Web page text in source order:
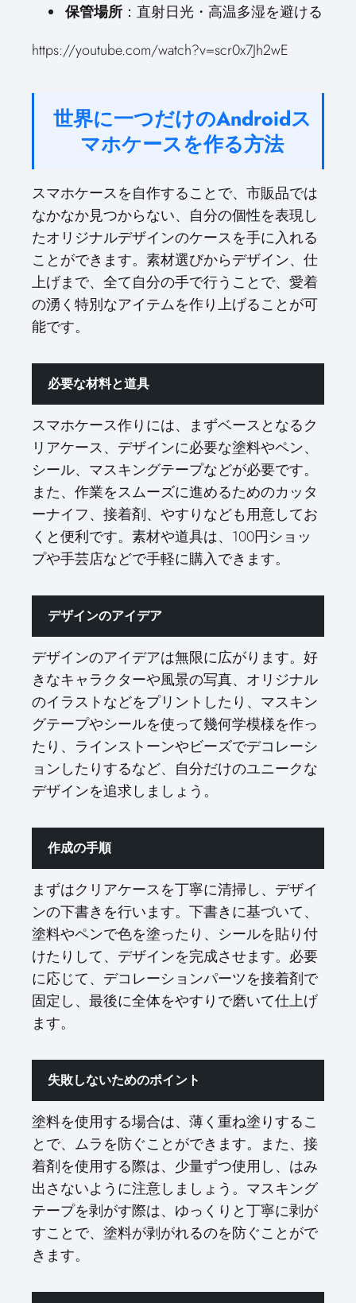
保管場所 ：直射日光・高温多湿を避ける
https://youtube.com/watch?v=scr0x7Jh2wE
世界に一つだけのAndroidス
マホケースを作る方法
スマホケースを自作することで、市販品では
なかなか見つからない、自分の個性を表現し
たオリジナルデザインのケースを手に入れる
ことができます。素材選びからデザイン、仕
上げまで、全て自分の手で行うことで、愛着
の湧く特別なアイテムを作り上げることが可
能です。
必要な材料と道具
スマホケース作りには、まずベースとなるク
リアケース、デザインに必要な塗料やペン、
シール、マスキングテープなどが必要です。
また、作業をスムーズに進めるためのカッタ
ーナイフ、接着剤、やすりなども用意してお
くと便利です。素材や道具は、100円ショッ
プや手芸店などで手軽に購入できます。
デザインのアイデア
デザインのアイデアは無限に広がります。好
きなキャラクターや風景の写真、オリジナル
のイラストなどをプリントしたり、マスキン
グテープやシールを使って幾何学模様を作っ
たり、ラインストーンやビーズでデコレーシ
ョンしたりするなど、自分だけのユニークな
デザインを追求しましょう。
作成の手順
まずはクリアケースを丁寧に清掃し、デザイ
ンの下書きを行います。下書きに基づいて、
塗料やペンで色を塗ったり、シールを貼り付
けたりして、デザインを完成させます。必要
に応じて、デコレーションパーツを接着剤で
固定し、最後に全体をやすりで磨いて仕上げ
ます。
失敗しないためのポイント
塗料を使用する場合は、薄く重ね塗りするこ
とで、ムラを防ぐことができます。また、接
着剤を使用する際は、少量ずつ使用し、はみ
出さないように注意しましょう。マスキング
テープを剥がす際は、ゆっくりと丁寧に剥が
すことで、塗料が剥がれるのを防ぐことがで
きます。